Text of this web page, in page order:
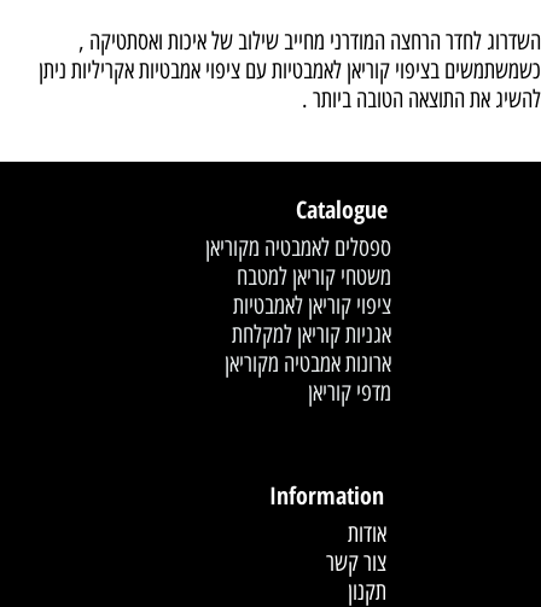
השדרוג לחדר הרחצה המודרני מחייב שילוב של איכות ואסתטיקה ,
כשמשתמשים בציפוי קוריאן לאמבטיות עם ציפוי אמבטיות אקריליות ניתן
להשיג את התוצאה הטובה ביותר .
Catalogue
ספסלים לאמבטיה מקוריאן
משטחי קוריאן למטבח
ציפוי קוריאן לאמבטיות
אגניות קוריאן למקלחת
ארונות אמבטיה מקוריאן
מדפי קוריאן
Information
אודות
צור קשר
תקנון